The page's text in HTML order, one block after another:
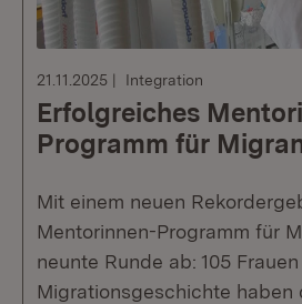
21.11.2025 Integration
Erfolgreiches
Programm für
Mit einem neuen
Mentorinnen-Programm für
neunte Runde ab: 105
Migrationsgeschichte haben